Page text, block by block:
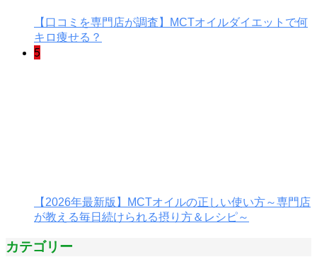
【口コミを専門店が調査】MCTオイルダイエットで何
キロ痩せる？
5
【2026年最新版】MCTオイルの正しい使い方～専門店
が教える毎日続けられる摂り方＆レシピ～
カテゴリー